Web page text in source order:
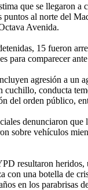
que se llegaron a
puntos al norte del
Avenida.
15 fueron
para comparecer
agresión a un
cuchillo, conducta
del orden público,
denunciaron que
sobre vehículos
resultaron heridos,
con una botella de
en los parabrisas